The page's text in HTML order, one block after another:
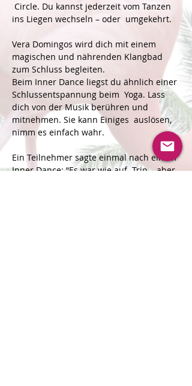
Circle. Du kannst jederzeit vom Tanzen
ins Liegen wechseln – oder  umgekehrt.
Vera Domingos wird dich mit einem
magischen und nährenden Klangbad
zum Schluss begleiten.
Beim Inner Dance liegst du ähnlich einer
Schlussentspannung beim  Yoga. Lass
dich von der Musik berühren und
mitnehmen. Sie kann Einiges  auslösen,
nimm es einfach wahr.
Ein Teilnehmer sagte einmal nach einem
Inner Dance: “Es war wie auf  Trip – aber